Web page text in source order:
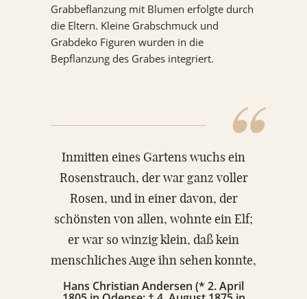
Grabbeflanzung mit Blumen erfolgte durch
die Eltern. Kleine Grabschmuck und
Grabdeko Figuren wurden in die
Bepflanzung des Grabes integriert.
“
Inmitten eines Gartens wuchs ein
Rosenstrauch, der war ganz voller
Rosen, und in einer davon, der
schönsten von allen, wohnte ein Elf;
er war so winzig klein, daß kein
menschliches Auge ihn sehen konnte,
hinter jedem Blatt in der Rose hatte
Hans Christian Andersen (* 2. April